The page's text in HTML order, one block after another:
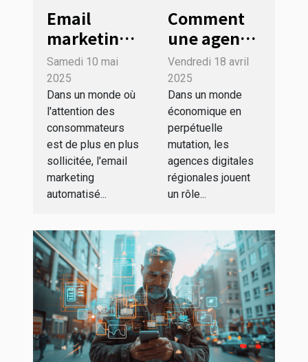
Email
marketing
automatisé
pour les
PME
Maximiser
le ROI avec
des
stratégies
ciblées
Samedi 10 mai
2025
Dans un monde où
l'attention des
consommateurs
est de plus en plus
sollicitée, l'email
marketing
automatisé...
Comment
une agence
digitale
régionale
stimule la
croissance
des PME
locales
Vendredi 18 avril
2025
Dans un monde
économique en
perpétuelle
mutation, les
agences digitales
régionales jouent
un rôle...